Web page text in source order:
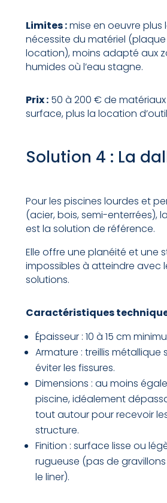
Limites :mise en oeuvre plus
nécessite du matériel
location), moins adapté aux
humides où l’eau stagne.
Prix :50 à 200 € de matériaux
surface, plus la location
Solution 4 : La
Pour les piscines lourdes et
(acier, bois, semi-enterrées),
est la solution de référence.
Elle offre une planéité et une
impossibles à atteindre avec
solutions.
Caractéristiques
Épaisseur : 10 à 15 cm
Armature : treillis métallique
éviter les fissures.
Dimensions : au moins
piscine, idéalement
tout autour pour recevoir
structure.
Finition : surface lisse ou
rugueuse (pas de
le liner).